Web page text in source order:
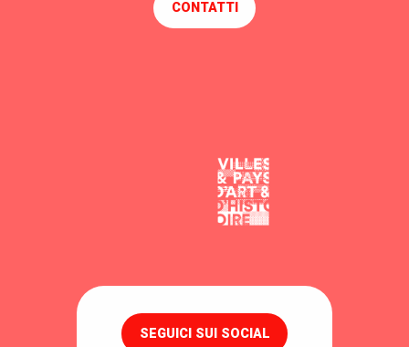
CONTATTI
SEGUICI SUI SOCIAL